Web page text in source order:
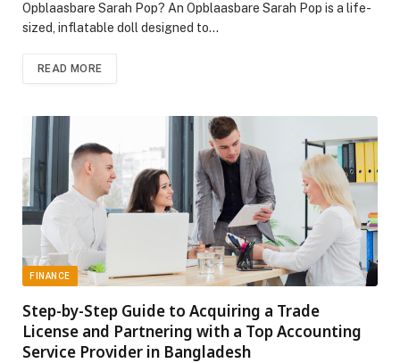
Opblaasbare Sarah Pop? An Opblaasbare Sarah Pop is a life-
sized, inflatable doll designed to…
READ MORE
FINANCE
Step-by-Step Guide to Acquiring a Trade
License and Partnering with a Top Accounting
Service Provider in Bangladesh